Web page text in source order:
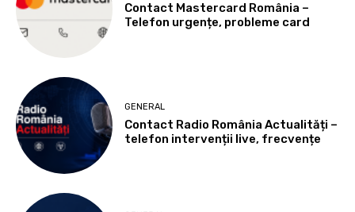
Contact Mastercard România –
Telefon urgențe, probleme card
GENERAL
Contact Radio România Actualități –
telefon intervenții live, frecvențe